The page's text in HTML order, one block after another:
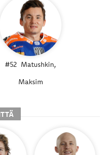
#52 Matushkin,
Maksim